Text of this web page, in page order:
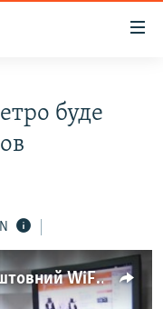
буде
Олександр Попов про безкоштовний WiFi у київському метро